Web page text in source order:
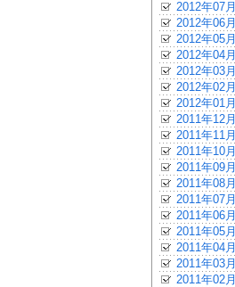
2012年07月
2012年06月
2012年05月
2012年04月
2012年03月
2012年02月
2012年01月
2011年12月
2011年11月
2011年10月
2011年09月
2011年08月
2011年07月
2011年06月
2011年05月
2011年04月
2011年03月
2011年02月